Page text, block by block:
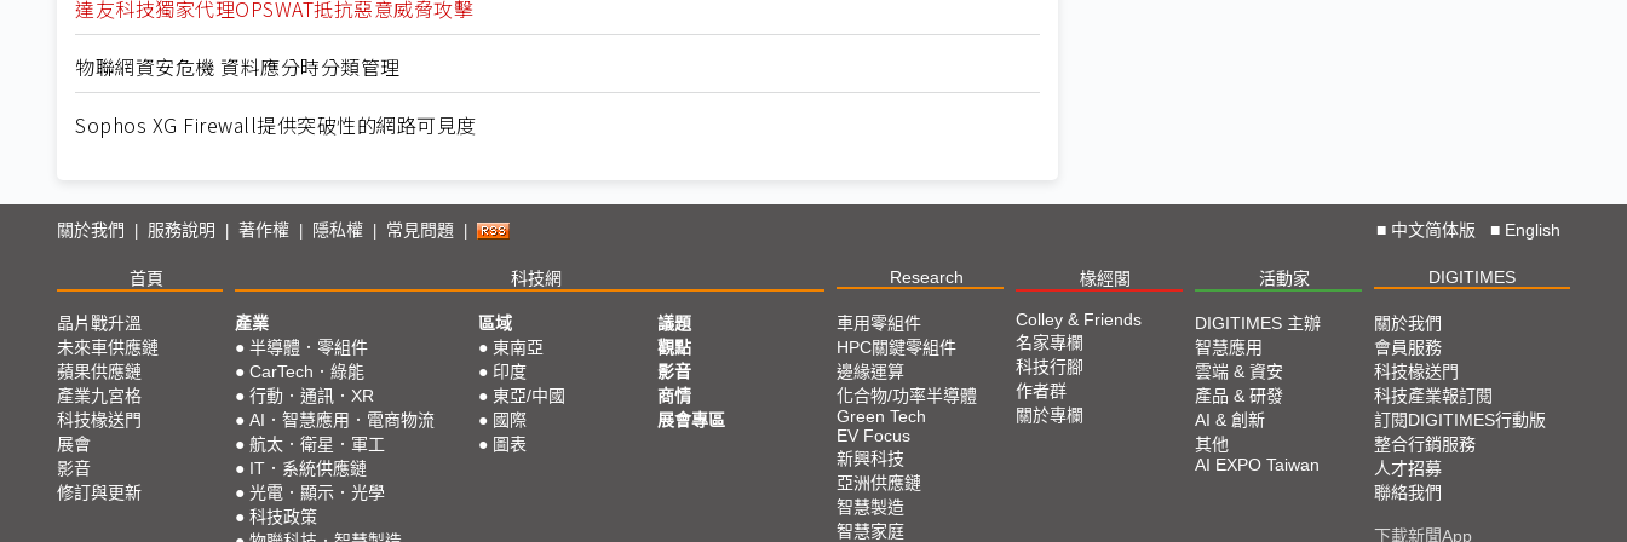
達友科技獨家代理OPSWAT抵抗惡意威脅攻擊
物聯網資安危機 資料應分時分類管理
Sophos XG Firewall提供突破性的網路可見度
CES 2025: Lightning D-Talks
Straight From CES 2025
直擊TPCA 2024：先進封裝、直接成像成最大亮點
2024 SEMICON TAIWAN展會精選
2024台北國際自動化工業大展展會精選
關於我們 服務說明 著作權 隱私權 常見問題 ■ 中文简体版 ■ English
首頁 科技網 Research 椽經閣 活動家 DIGITIMES
晶片戰升溫
未來車供應鏈
蘋果供應鏈
產業九宮格
科技椽送門
展會
影音
修訂與更新
產業
● 半導體．零組件
● CarTech．綠能
● 行動．通訊．XR
● AI．智慧應用．電商物流
● 航太．衛星．軍工
● IT．系統供應鏈
● 光電．顯示．光學
● 科技政策
區域
● 東南亞
● 印度
● 東亞/中國
● 國際
● 圖表
議題
觀點
影音
商情
展會專區
車用零組件
HPC關鍵零組件
邊緣運算
化合物/功率半導體
Green Tech
EV Focus
新興科技
亞洲供應鏈
智慧製造
智慧家庭
Colley & Friends
名家專欄
科技行腳
作者群
關於專欄
DIGITIMES 主辦
智慧應用
雲端 & 資安
產品 & 研發
AI & 創新
其他
AI EXPO Taiwan
關於我們
會員服務
科技椽送門
科技產業報訂閱
訂閱DIGITIMES行動版
整合行銷服務
人才招募
聯絡我們
下載新聞App